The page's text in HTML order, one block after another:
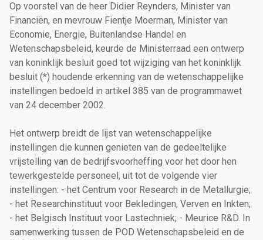
Op voorstel van de heer Didier Reynders, Minister van
Financiën, en mevrouw Fientje Moerman, Minister van
Economie, Energie, Buitenlandse Handel en
Wetenschapsbeleid, keurde de Ministerraad een ontwerp
van koninklijk besluit goed tot wijziging van het koninklijk
besluit (*) houdende erkenning van de wetenschappelijke
instellingen bedoeld in artikel 385 van de programmawet
van 24 december 2002.
Het ontwerp breidt de lijst van wetenschappelijke
instellingen die kunnen genieten van de gedeeltelijke
vrijstelling van de bedrijfsvoorheffing voor het door hen
tewerkgestelde personeel, uit tot de volgende vier
instellingen: - het Centrum voor Research in de Metallurgie;
- het Researchinstituut voor Bekledingen, Verven en Inkten;
- het Belgisch Instituut voor Lastechniek; - Meurice R&D. In
samenwerking tussen de POD Wetenschapsbeleid en de